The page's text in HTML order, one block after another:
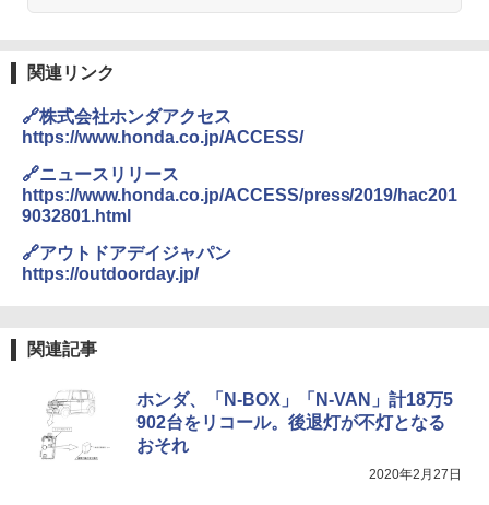
関連リンク
🔗株式会社ホンダアクセス
https://www.honda.co.jp/ACCESS/
🔗ニュースリリース
https://www.honda.co.jp/ACCESS/press/2019/hac201
9032801.html
🔗アウトドアデイジャパン
https://outdoorday.jp/
関連記事
ホンダ、「N-BOX」「N-VAN」計18万5
902台をリコール。後退灯が不灯となる
おそれ
2020年2月27日